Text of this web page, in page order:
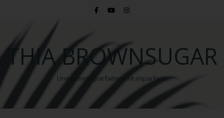
THIA BROWNSUGAR
Une femme parfaitement imparfaite